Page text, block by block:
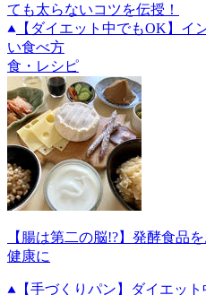
ても太らないコツを伝授！
【ダイエット中でもOK】イ
い食べ方
食・レシピ
【腸は第二の脳!?】発酵食品
健康に
【手づくりパン】ダイエッ